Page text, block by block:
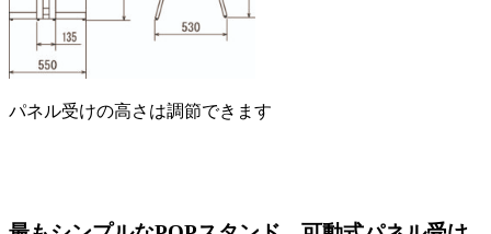
パネル受けの高さは調節できます